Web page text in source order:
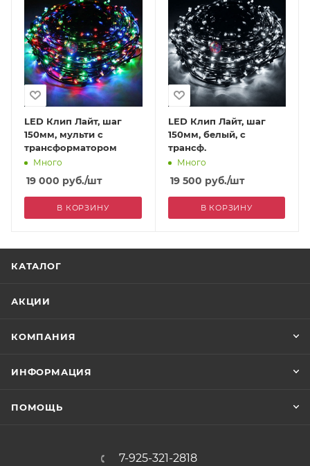
LED Клип Лайт, шаг
150мм, мульти с
трансформатором
Много
19 000 руб./шт
В КОРЗИНУ
LED Клип Лайт, шаг
150мм, белый, с
трансф.
Много
19 500 руб./шт
В КОРЗИНУ
КАТАЛОГ
АКЦИИ
КОМПАНИЯ
ИНФОРМАЦИЯ
ПОМОЩЬ
7-925-321-2818